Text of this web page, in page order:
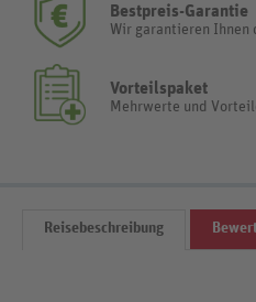
Bestpreis-Garantie
Wir garantieren Ihnen
Vorteilspaket
Mehrwerte und
Reisebeschreibung